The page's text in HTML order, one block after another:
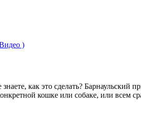
)
как это сделать? Барнаульский
кошке или собаке, или всем